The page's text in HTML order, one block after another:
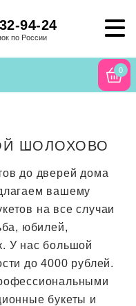
94-24
по России
0
ШОЛОХОВО
до дверей дома
вашему
на все случаи
юбилей,
У нас большой
до 4000 рублей.
букеты и